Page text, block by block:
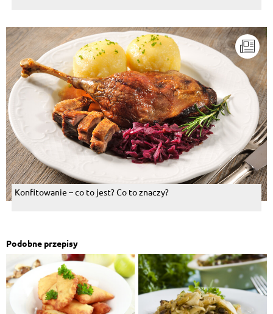
Konfitowanie – co to jest? Co to znaczy?
Podobne przepisy